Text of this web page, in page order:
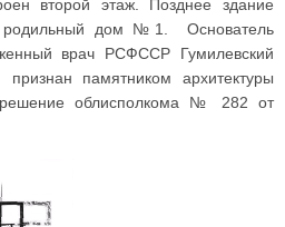
второй этаж. Позднее здание
родильный дом №1. Основатель
врач РСФССР Гумилевский
памятником архитектуры
(решение облисполкома № 282 от